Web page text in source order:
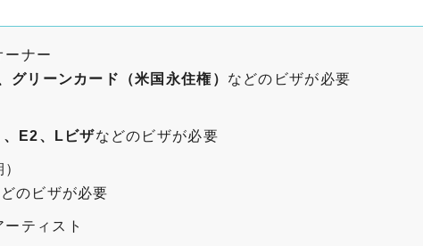
ーナー
グリーンカード（米国永住権） などのビザが必要
E2、Lビザなどのビザが必要
のビザが必要
ティスト